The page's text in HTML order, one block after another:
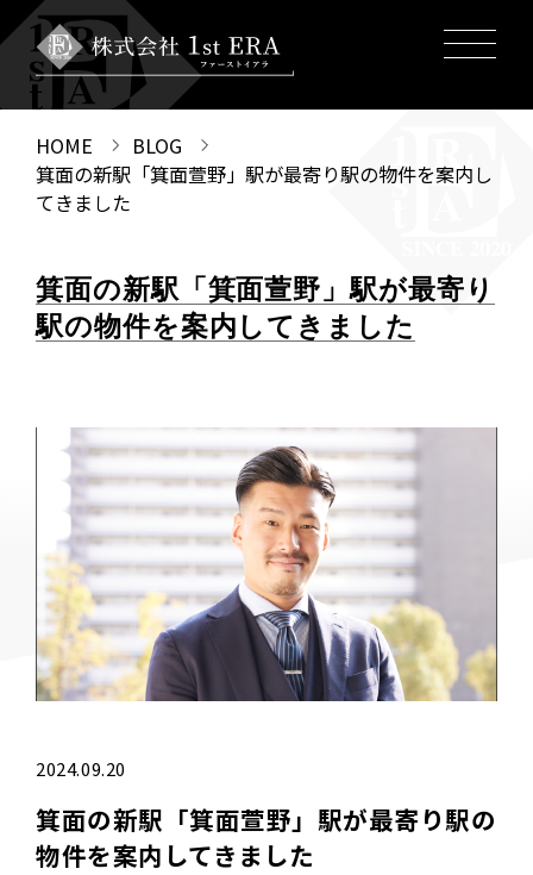
HOME
BLOG
箕面の新駅「箕面萱野」駅が最寄り駅の物件を案内し
てきました
箕面の新駅「箕面萱野」駅が最寄り
駅の物件を案内してきました
2024.09.20
箕面の新駅「箕面萱野」駅が最寄り駅の
物件を案内してきました